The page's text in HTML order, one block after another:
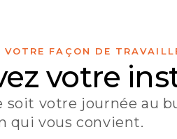
VOTRE FAÇON DE
votre
soit votre journée au
qui vous convient.
plus
→